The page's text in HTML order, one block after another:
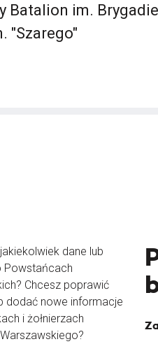
Batalion im.
"Szarego"
dane lub
Powstańcach
Chcesz poprawić
dodać nowe informacje
i żołnierzach